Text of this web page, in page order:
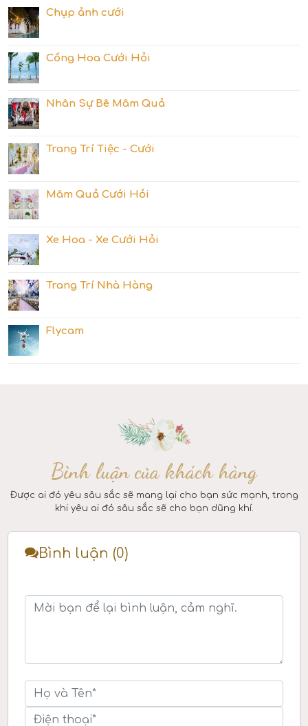
Chụp ảnh cưới
Cổng Hoa Cưới Hỏi
Nhân Sự Bê Mâm Quả
Trang Trí Tiệc - Cưới
Mâm Quả Cưới Hỏi
Xe Hoa - Xe Cưới Hỏi
Trang Trí Nhà Hàng
Flycam
Bình luận của khách hàng
Được ai đó yêu sâu sắc sẽ mang lại cho bạn sức mạnh, trong
khi yêu ai đó sâu sắc sẽ cho bạn dũng khí.
Bình luận (0)